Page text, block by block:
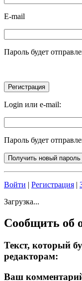
E-mail
Пароль будет
Login или e-mail:
Пароль будет
Войти | Регистрация |
Загрузка...
Сообщить об
Текст, который
редакторам:
Ваш